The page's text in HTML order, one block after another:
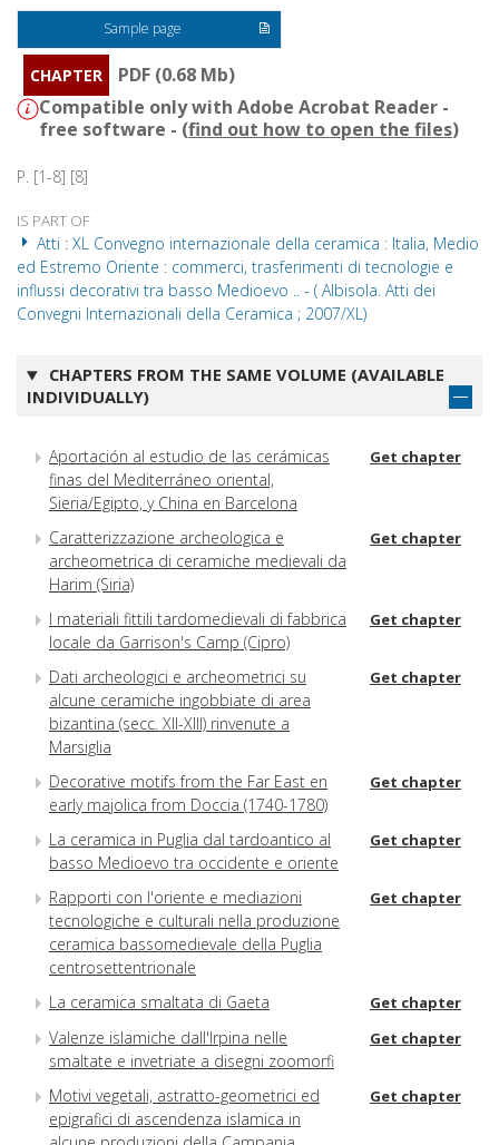
Sample page
CHAPTER
PDF (0.68 Mb)
Compatible only with Adobe Acrobat Reader -
free software - (find out how to open the files)
P. [1-8] [8]
IS PART OF
Atti : XL Convegno internazionale della ceramica : Italia, Medio
ed Estremo Oriente : commerci, trasferimenti di tecnologie e
influssi decorativi tra basso Medioevo .. - ( Albisola. Atti dei
Convegni Internazionali della Ceramica ; 2007/XL)
CHAPTERS FROM THE SAME VOLUME (AVAILABLE
INDIVIDUALLY)
Aportación al estudio de las cerámicas
finas del Mediterráneo oriental,
Sieria/Egipto, y China en Barcelona
Get chapter
Caratterizzazione archeologica e
archeometrica di ceramiche medievali da
Harim (Siria)
Get chapter
I materiali fittili tardomedievali di fabbrica
locale da Garrison's Camp (Cipro)
Get chapter
Dati archeologici e archeometrici su
alcune ceramiche ingobbiate di area
bizantina (secc. XII-XIII) rinvenute a
Marsiglia
Get chapter
Decorative motifs from the Far East en
early majolica from Doccia (1740-1780)
Get chapter
La ceramica in Puglia dal tardoantico al
basso Medioevo tra occidente e oriente
Get chapter
Rapporti con l'oriente e mediazioni
tecnologiche e culturali nella produzione
ceramica bassomedievale della Puglia
centrosettentrionale
Get chapter
La ceramica smaltata di Gaeta Get chapter
Valenze islamiche dall'Irpina nelle
smaltate e invetriate a disegni zoomorfi
Get chapter
Motivi vegetali, astratto-geometrici ed
epigrafici di ascendenza islamica in
Get chapter